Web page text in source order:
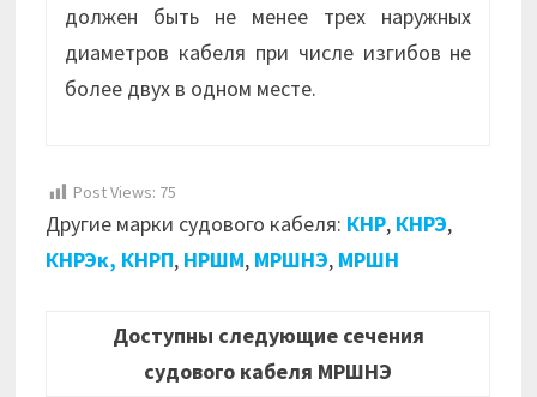
должен быть не менее трех наружных
диаметров кабеля при числе изгибов не
более двух в одном месте.
Post Views: 75
Другие марки судового кабеля: КНР, КНРЭ,
КНРЭк, КНРП, НРШМ, МРШНЭ, МРШН
Доступны следующие сечения
судового кабеля МРШНЭ